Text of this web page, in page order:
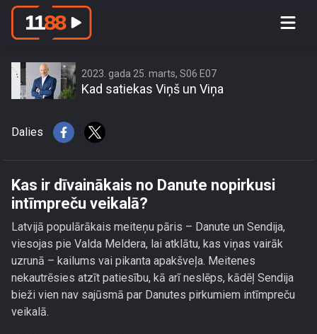
Kas ir dīvainākais no Danute nopirkusi
2023. gada 25. marts, S06 E07
Kad satiekas Viņš un Viņa
Dalies
Kas ir dīvainākais no Danute nopirkusi
intīmpreču veikalā?
Latvijā populārākais meiteņu pāris – Danute un Sendija,
viesojas pie Valda Meldera, lai atklātu, kas viņas vairāk
uzrunā – kailums vai pikanta apakšveļa. Meitenes
nekautrēsies atzīt patiesību, kā arī neslēps, kādēļ Sendija
bieži vien nav sajūsmā par Danutes pirkumiem intīmpreču
veikalā.